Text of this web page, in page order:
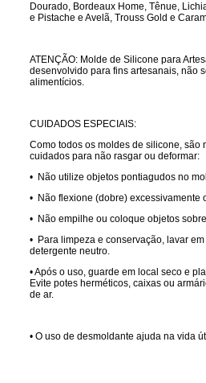
Dourado, Bordeaux Home, Tênue,
e Pistache e Avelã, Trouss Gold e
ATENÇÃO:Molde de Silicone para
desenvolvido para fins artesanais, não
alimentícios.
CUIDADOS ESPECIAIS:
Como todos os moldes de silicone, são
cuidados para não rasgar ou deformar:
• Não utilize objetos pontiagudos no
• Não flexione (dobre) excessivamente
• Não empilhe ou coloque objetos
• Para limpeza e conservação, lavar
detergente neutro.
• Após o uso, guarde em local seco e
Evite potes herméticos, caixas ou
de ar.
• O uso de desmoldante ajuda na vida